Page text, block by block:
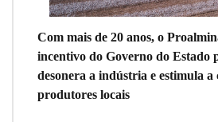
Com mais de 20 anos, o
incentivo do Governo do Estado
desonera a indústria e estimula a
produtores locais